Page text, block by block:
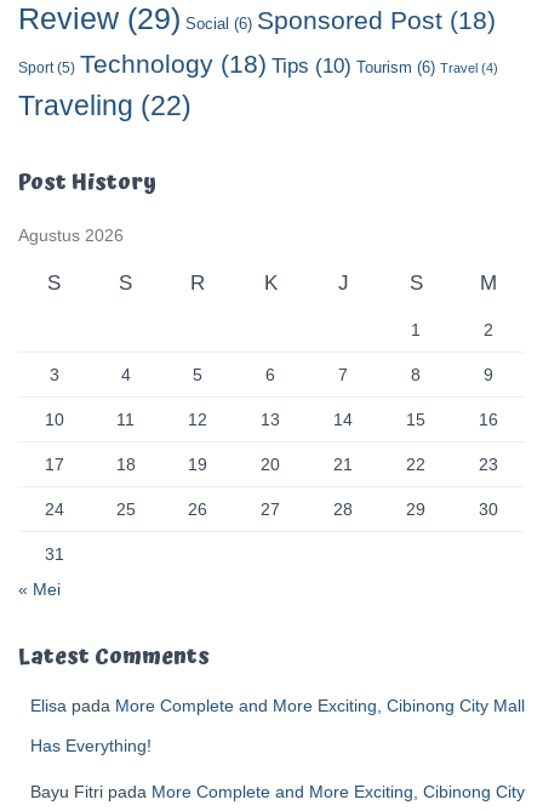
Review (29) Social (6) Sponsored Post (18)
Sport(5) Technology (18) Tips (10) Tourism (6) Travel (4)
Traveling (22)
Post History
Agustus 2026
S S R K J S M
1 2
3 4 5 6 7 8 9
10 11 12 13 14 15 16
17 18 19 20 21 22 23
24 25 26 27 28 29 30
31
« Mei
Latest Comments
Elisa pada More Complete and More Exciting, Cibinong City Mall
Has Everything!
Bayu Fitri pada More Complete and More Exciting, Cibinong City